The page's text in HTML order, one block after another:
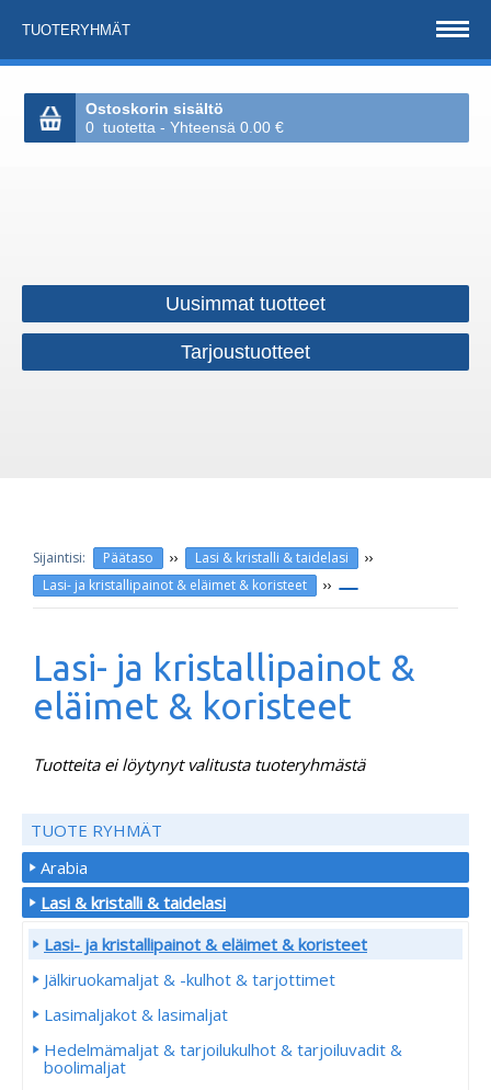
TUOTERYHMÄT
Ostoskorin sisältö
0 tuotetta - Yhteensä 0.00 €
Uusimmat tuotteet
Tarjoustuotteet
Päätaso ›› Lasi & kristalli & taidelasi ››
Lasi- ja kristallipainot & eläimet & koristeet ››
Lasi- ja kristallipainot &
eläimet & koristeet
Tuotteita ei löytynyt valitusta tuoteryhmästä
TUOTE RYHMÄT
Arabia
Lasi & kristalli & taidelasi
Lasi- ja kristallipainot & eläimet & koristeet
Jälkiruokamaljat & -kulhot & tarjottimet
Lasimaljakot & lasimaljat
Hedelmämaljat & tarjoilukulhot & tarjoiluvadit &
boolimaljat